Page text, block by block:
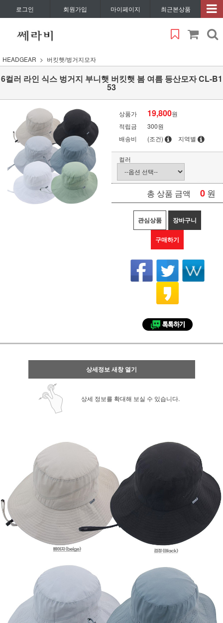
로그인 회원가입 마이페이지 최근본상품
HEADGEAR 버킷햇/벙거지모자
6컬러 라인 식스 벙거지 부니햇 버킷햇 봄 여름 등산모자 CL-B1
53
상품가 19,800원
적립금
300원
배송비
(조건) 지역별
컬러
총 상품 금액 0 원
관심상품 장바구니
구매하기
상세정보 새창 열기
상세 정보를 확대해 보실 수 있습니다.